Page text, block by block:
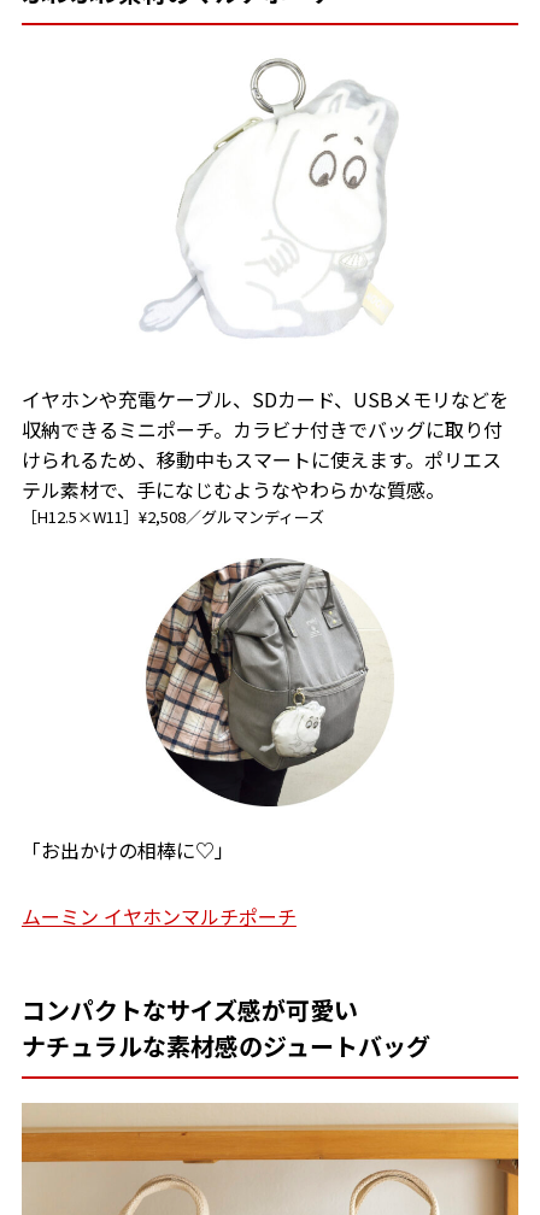
イヤホンや充電ケーブル、SDカード、USBメモリなどを
収納できるミニポーチ。カラビナ付きでバッグに取り付
けられるため、移動中もスマートに使えます。ポリエス
テル素材で、手になじむようなやわらかな質感。
［H12.5×W11］¥2,508／グルマンディーズ
「お出かけの相棒に♡」
ムーミン イヤホンマルチポーチ
コンパクトなサイズ感が可愛い
ナチュラルな素材感のジュートバッグ